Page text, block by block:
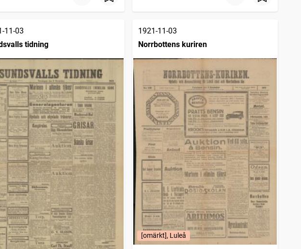
11-03
tidning
1921-11-03
Norrbottens kuriren
[omärkt], Luleå